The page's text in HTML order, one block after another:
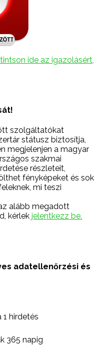
ide az igazolásért,
szolgáltatókat
státusz biztosítja,
megjelenjen a magyar
szakmai
részleteit,
fényképeket és sok
mi teszi
alább megadott
kérlek jelentkezz be.
adatellenőrzési és
hirdetés
365 napig